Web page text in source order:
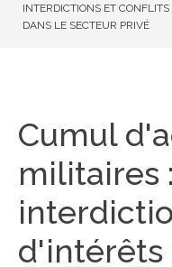
INTERDICTIONS ET
DANS LE SECTEUR PRIVÉ
Cumul
militaires
d'intérêts